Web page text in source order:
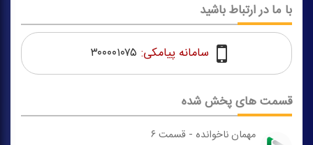
قسمت های پخش شده
مهمان ناخوانده - قسمت ۶
با ما در ارتباط باشید
سامانه پیامکی: ۳۰۰۰۰۱۰۷۵